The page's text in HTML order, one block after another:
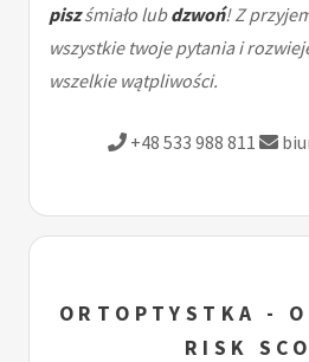
piszśmiało lubdzwoń! Z
wszystkie twoje pytania i
wszelkie wątpliwości.
+48 533 988 811
ORTOPTYSTKA -
RISK